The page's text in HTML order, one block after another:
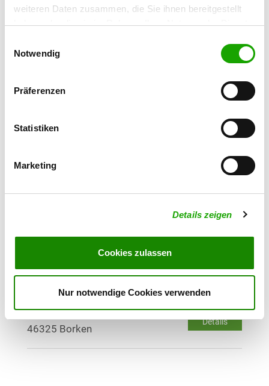
weiteren Daten zusammen, die Sie ihnen bereitgestellt
haben oder die sie im Rahmen Ihrer Nutzung der Dienste
Cookies, wenn Sie unsere Webseite weiterhin nutzen.
Notwendig
Präferenzen
Statistiken
Marketing
Details zeigen
Cookies zulassen
Nur notwendige Cookies verwenden
OG - Gescher
Details
48712 Gescher
OG - Nienborg-Heek
Details
48619 Heek
OG - Stadtlohn
48703 Stadtlohn
OG - Borken-Burlo
Details
Klosterdiek 17
46325 Borken